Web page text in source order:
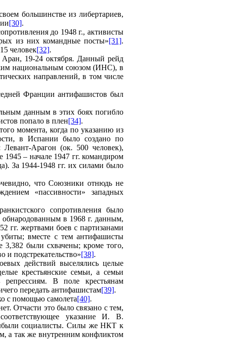
большинстве из либертариев,
[30].
до 1948 г., активисты
из них командные посты»[31].
человек[32].
Аран, 19-24 октября. Данный рейд
национальным союзом (ИНС), в
направлений, в том числе
Франции антифашистов был
данным в этих боях погибло
попало в плен[34].
момента, когда по указанию из
в Испании было создано по
Арагон (ок. 500 человек),
– начале 1947 гг. командиром
За 1944-1948 гг. их силами было
что Союзники отнюдь не
«пассивности» западных
сопротивления было
обнародованным в 1968 г. данным,
гг. жертвами боев с партизанами
вместе с тем антифашисты
3,382 были схвачены; кроме того,
и подстрекательство»[38].
действий выселялись целые
крестьянские семьи, а семьи
репрессиям. В поле крестьянам
передать антифашистам[39].
с помощью самолета[40].
Отчасти это было связано с тем,
указание И. В.
социалисты. Силы же НКТ к
а так же внутренним конфликтом